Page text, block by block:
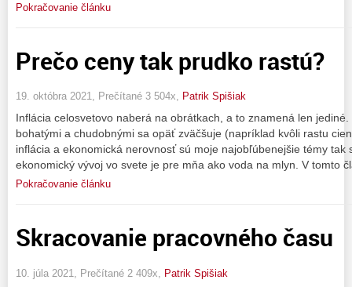
Pokračovanie článku
Prečo ceny tak prudko rastú?
19. októbra 2021, Prečítané 3 504x, Patrik Spišiak
Inflácia celosvetovo naberá na obrátkach, a to znamená len
bohatými a chudobnými sa opäť zväčšuje (napríklad kvôli rastu
inflácia a ekonomická nerovnosť sú moje najobľúbenejšie témy tak
ekonomický vývoj vo svete je pre mňa ako voda na mlyn. V tomto
Pokračovanie článku
Skracovanie pracovného času
10. júla 2021, Prečítané 2 409x, Patrik Spišiak